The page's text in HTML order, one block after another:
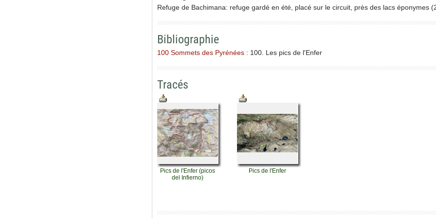
Refuge de Bachimana: refuge gardé en été, placé sur le circuit, près des lacs éponymes
Bibliographie
100 Sommets des Pyrénées : 100. Les pics de l'Enfer
Tracés
Pics de l'Enfer (picos
del Infierno)
Pics de l'Enfer